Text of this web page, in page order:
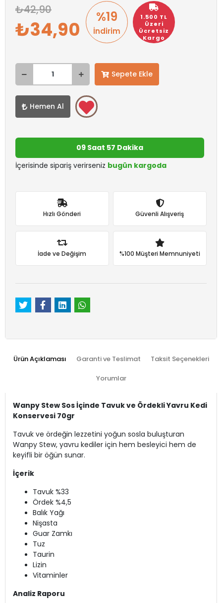
1.500 TL
Üzeri
Ücretsiz
Kargo
%19
İndirim
42,90
34,90
Sepete Ekle
Hemen Al
09 Saat 57 Dakika
İçerisinde sipariş verirseniz bugün kargoda
Hızlı Gönderi Güvenli Alışveriş
İade ve Değişim %100 Müşteri Memnuniyeti
Ürün Açıklaması Garanti ve Teslimat Taksit Seçenekleri
Yorumlar
Wanpy Stew Sos İçinde Tavuk ve Ördekli Yavru Kedi
Konservesi 70gr
Tavuk ve ördeğin lezzetini yoğun sosla buluşturan
Wanpy Stew, yavru kediler için hem besleyici hem de
keyifli bir öğün sunar.
İçerik
Tavuk %33
Ördek %4,5
Balık Yağı
Nişasta
Guar Zamkı
Tuz
Taurin
Lizin
Vitaminler
Analiz Raporu